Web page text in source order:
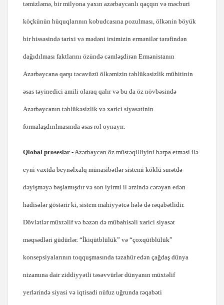
təmizləmə, bir milyona yaxın azərbaycanlı qaçqın və məcburi
köçkünün hüquqlarının kobudcasına pozulması, ölkənin böyük
bir hissəsində tarixi və mədəni irsimizin ermənilər tərəfindən
dağıdılması faktlarını özündə cəmləşdirən Ermənistanın
Azərbaycana qarşı təcavüzü ölkəmizin təhlükəsizlik mühitinin
əsas təyinedici amili olaraq qalır və bu da öz növbəsində
Azərbaycanın təhlükəsizlik və xarici siyasətinin
formalaşdırılmasında əsas rol oynayır.
Qlobal proseslər - Azərbaycan öz müstəqilliyini bərpa etməsi ilə
eyni vaxtda beynəlxalq münasibətlər sistemi köklü surətdə
dəyişməyə başlamışdır və son iyirmi il ərzində cərəyan edən
hadisələr göstərir ki, sistem mahiyyətcə hələ də rəqabətlidir.
Dövlətlər müxtəlif və bəzən də mübahisəli xarici siyasət
məqsədləri güdürlər. “İkiqütblülük” və “çoxqütblülük”
konsepsiyalarının toqquşmasında təzahür edən çağdaş dünya
nizamına dair ziddiyyətli təsəvvürlər dünyanın müxtəlif
yerlərində siyasi və iqtisadi nüfuz uğrunda rəqabəti